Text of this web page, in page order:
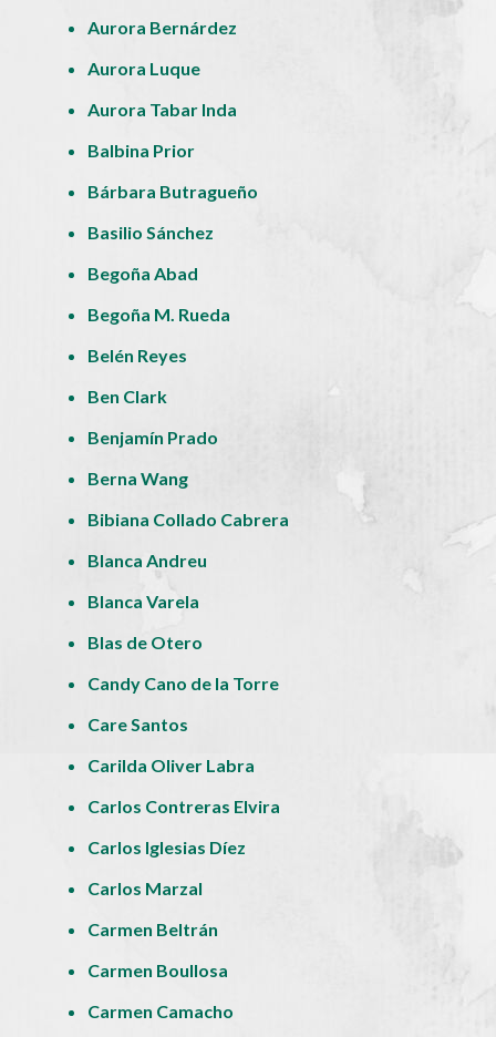
Aurora Bernárdez
Aurora Luque
Aurora Tabar Inda
Balbina Prior
Bárbara Butragueño
Basilio Sánchez
Begoña Abad
Begoña M. Rueda
Belén Reyes
Ben Clark
Benjamín Prado
Berna Wang
Bibiana Collado Cabrera
Blanca Andreu
Blanca Varela
Blas de Otero
Candy Cano de la Torre
Care Santos
Carilda Oliver Labra
Carlos Contreras Elvira
Carlos Iglesias Díez
Carlos Marzal
Carmen Beltrán
Carmen Boullosa
Carmen Camacho